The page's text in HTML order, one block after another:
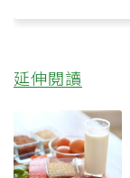
延伸閱讀